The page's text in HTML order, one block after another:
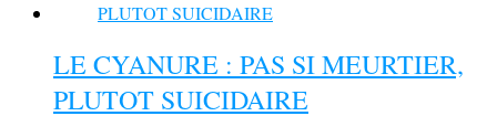
LE CYANURE : PAS SI MEURTIER,
PLUTOT SUICIDAIRE